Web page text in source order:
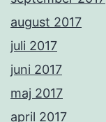
august 2017
juli 2017
juni 2017
maj 2017
april 2017